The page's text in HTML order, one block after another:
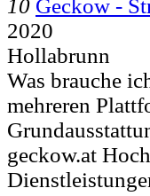
10 Geckow -
2020
Hollabrunn
Was brauche
mehreren
geckow.at